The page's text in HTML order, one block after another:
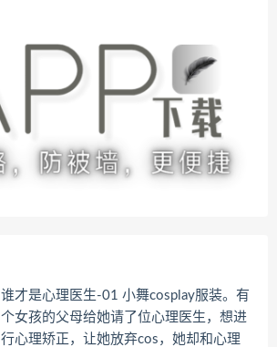
谁才是心理医生-01 小舞cosplay服装。有
个女孩的父母给她请了位心理医生，想进
行心理矫正，让她放弃cos，她却和心理